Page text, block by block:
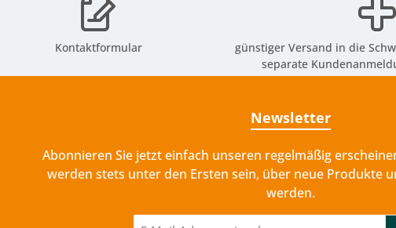
Kontaktformular günstiger Versand in die
separate
Newsletter
Abonnieren Sie jetzt einfach unseren regelmäßig
werden stets unter den Ersten sein, über neue Produkte
werden.